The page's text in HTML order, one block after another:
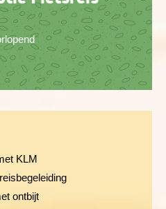
KLM
ontbijt